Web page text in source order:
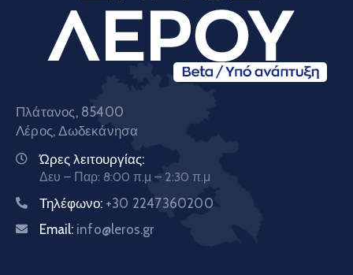
Πλάτανος, 85400
Λέρος, Δωδεκάνησα
Ώρες λειτουργίας:
Δευ – Παρ: 8:00 π.μ – 2:30 π.μ
Τηλέφωνο: +30 2247360200
Email: info@leros.gr